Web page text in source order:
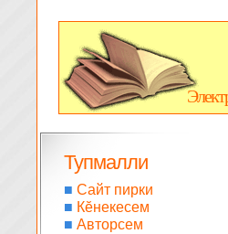
Тупмалли
■ Сайт пирки
■ Кĕнекесем
■ Авторсем